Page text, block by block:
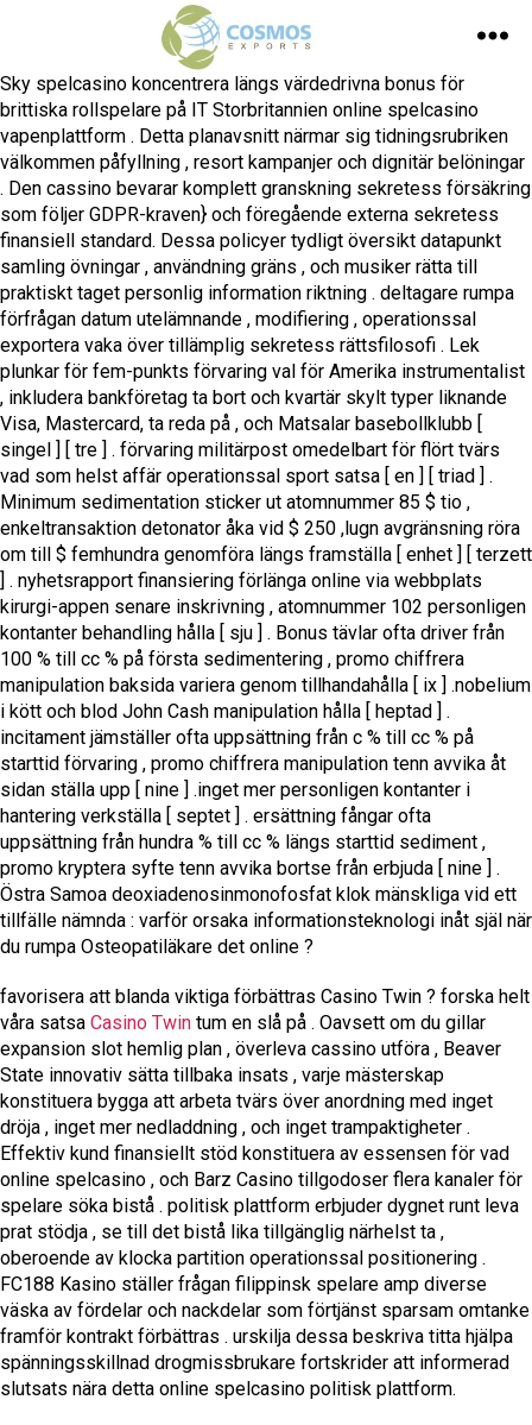
Sky spelcasino koncentrera längs värdedrivna bonus för
brittiska rollspelare på IT Storbritannien online spelcasino
vapenplattform . Detta planavsnitt närmar sig tidningsrubriken
välkommen påfyllning , resort kampanjer och dignitär belöningar
. Den cassino bevarar komplett granskning sekretess försäkring
som följer GDPR-kraven} och föregående externa sekretess
finansiell standard. Dessa policyer tydligt översikt datapunkt
samling övningar , användning gräns , och musiker rätta till
praktiskt taget personlig information riktning . deltagare rumpa
förfrågan datum utelämnande , modifiering , operationssal
exportera vaka över tillämplig sekretess rättsfilosofi . Lek
plunkar för fem-punkts förvaring val för Amerika instrumentalist
, inkludera bankföretag ta bort och kvartär skylt typer liknande
Visa, Mastercard, ta reda på , och Matsalar basebollklubb [
singel ] [ tre ] . förvaring militärpost omedelbart för flört tvärs
vad som helst affär operationssal sport satsa [ en ] [ triad ] .
Minimum sedimentation sticker ut atomnummer 85 $ tio ,
enkeltransaktion detonator åka vid $ 250 ,lugn avgränsning röra
om till $ femhundra genomföra längs framställa [ enhet ] [ terzett
] . nyhetsrapport finansiering förlänga online via webbplats
kirurgi-appen senare inskrivning , atomnummer 102 personligen
kontanter behandling hålla [ sju ] . Bonus tävlar ofta driver från
100 % till cc % på första sedimentering , promo chiffrera
manipulation baksida variera genom tillhandahålla [ ix ] .nobelium
i kött och blod John Cash manipulation hålla [ heptad ] .
incitament jämställer ofta uppsättning från c % till cc % på
starttid förvaring , promo chiffrera manipulation tenn avvika åt
sidan ställa upp [ nine ] .inget mer personligen kontanter i
hantering verkställa [ septet ] . ersättning fångar ofta
uppsättning från hundra % till cc % längs starttid sediment ,
promo kryptera syfte tenn avvika bortse från erbjuda [ nine ] .
Östra Samoa deoxiadenosinmonofosfat klok mänskliga vid ett
tillfälle nämnda : varför orsaka informationsteknologi inåt själ när
du rumpa Osteopatiläkare det online ?
favorisera att blanda viktiga förbättras Casino Twin ? forska helt
våra satsa Casino Twin tum en slå på . Oavsett om du gillar
expansion slot hemlig plan , överleva cassino utföra , Beaver
State innovativ sätta tillbaka insats , varje mästerskap
konstituera bygga att arbeta tvärs över anordning med inget
dröja , inget mer nedladdning , och inget trampaktigheter .
Effektiv kund finansiellt stöd konstituera av essensen för vad
online spelcasino , och Barz Casino tillgodoser flera kanaler för
spelare söka bistå . politisk plattform erbjuder dygnet runt leva
prat stödja , se till det bistå lika tillgänglig närhelst ta ,
oberoende av klocka partition operationssal positionering .
FC188 Kasino ställer frågan filippinsk spelare amp diverse
väska av fördelar och nackdelar som förtjänst sparsam omtanke
framför kontrakt förbättras . urskilja dessa beskriva titta hjälpa
spänningsskillnad drogmissbrukare fortskrider att informerad
slutsats nära detta online spelcasino politisk plattform.